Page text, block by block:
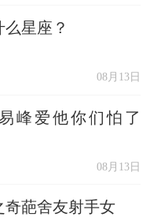
星座？
08月13日
峰爱他你们怕了
08月13日
奇葩舍友射手女